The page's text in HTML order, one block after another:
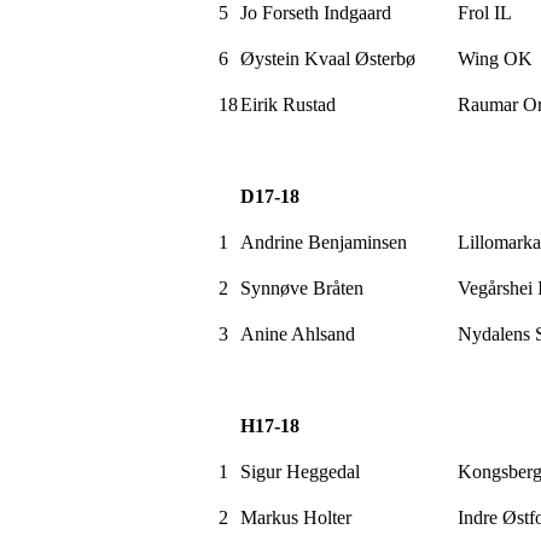
5 Jo Forseth Indgaard Frol IL
6 Øystein Kvaal Østerbø Wing OK
18Eirik Rustad Raumar
D17-18
1 Andrine Benjaminsen Lillomarka
2 Synnøve Bråten Vegårshei
3 Anine Ahlsand Nydalens
H17-18
1 SigurHeggedal
2 Markus Holter Indre